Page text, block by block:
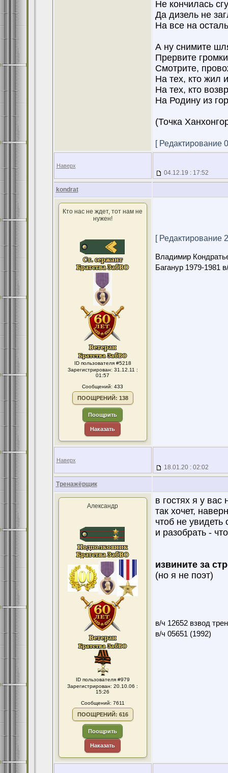
Не кончилась
Да дизель не
На все на
А ну снимите
Прервите
Смотрите,
На тех, кто жил
На тех, кто
На Родину из
(Точка
[ Редактирование
Наверх
04.12.19 : 17:52
kondrat
Кто нас не ждет, тот нам не
нужен!
ID пользователя #5218
Зарегистрирован: 31.12.11 :
01:57
Сообщений: 433
ПООЩРЕНИЙ: 138
Поощрить
Наказать
[ Редактирование
Владимир
Баганур 1979-1981
Наверх
18.01.20 : 02:02
Тренажёрщик
Александр
ID пользователя #979
Зарегистрирован: 20.10.06 :
15:26
Сообщений: 7611
ПООЩРЕНИЙ: 616
Поощрить
Наказать
в гостях я у вас
так хочет,
чтоб не увидеть
и разобрать -
извините за
(но я не поэт)
в/ч 12652 взвод
в/ч 05651 (1992)